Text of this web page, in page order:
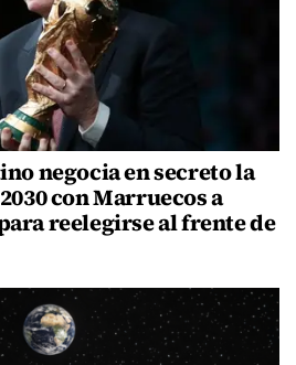
negocia en secreto la
con Marruecos a
reelegirse al frente de